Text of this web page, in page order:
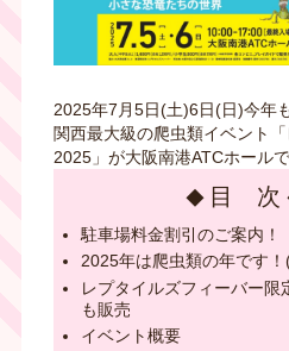
2025年7月5日(土)6日(日)今年
関西最大級の爬虫類イベント
2025」が大阪南港ATCホールで
目 次
駐車場料金割引のご案内！
2025年は爬虫類の年です
レプタイルズフィーバー限
も販売
イベント概要